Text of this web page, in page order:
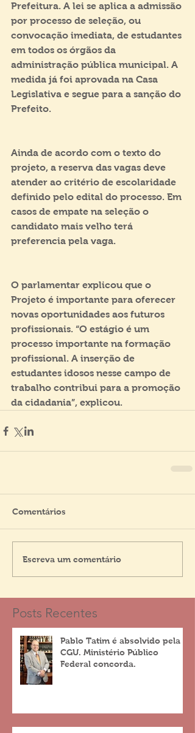
Prefeitura. A lei se aplica a admissão
por processo de seleção, ou
convocação imediata, de estudantes
em todos os órgãos da
administração pública municipal. A
medida já foi aprovada na Casa
Legislativa e segue para a sanção do
Prefeito.
Ainda de acordo com o texto do
projeto, a reserva das vagas deve
atender ao critério de escolaridade
definido pelo edital do processo. Em
casos de empate na seleção o
candidato mais velho terá
preferencia pela vaga.
O parlamentar explicou que o
Projeto é importante para oferecer
novas oportunidades aos futuros
profissionais. “O estágio é um
processo importante na formação
profissional. A inserção de
estudantes idosos nesse campo de
trabalho contribui para a promoção
da cidadania”, explicou.
Comentários
Escreva um comentário
Posts Recentes
Pablo Tatim é absolvido pela
CGU. Ministério Público
Federal concorda.